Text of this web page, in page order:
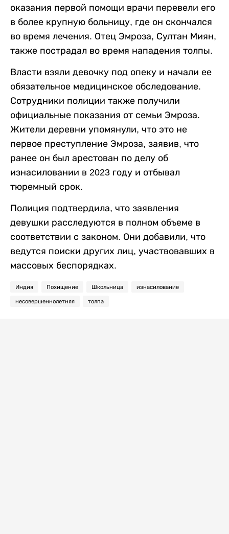
оказания первой помощи врачи перевели его
в более крупную больницу, где он скончался
во время лечения. Отец Эмроза, Султан Миян,
также пострадал во время нападения толпы.
Власти взяли девочку под опеку и начали ее
обязательное медицинское обследование.
Сотрудники полиции также получили
официальные показания от семьи Эмроза.
Жители деревни упомянули, что это не
первое преступление Эмроза, заявив, что
ранее он был арестован по делу об
изнасиловании в 2023 году и отбывал
тюремный срок.
Полиция подтвердила, что заявления
девушки расследуются в полном объеме в
соответствии с законом. Они добавили, что
ведутся поиски других лиц, участвовавших в
массовых беспорядках.
Индия Похищение Школьница изнасилование
несовершеннолетняя толпа